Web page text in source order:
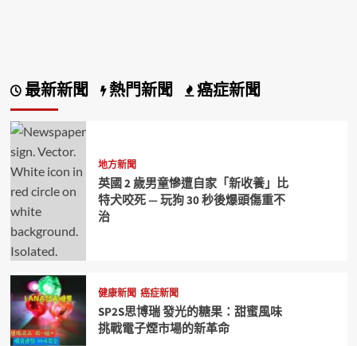
最新新聞 熱門新聞 癌症新聞
地方新聞
英國 2 歲男童慘遭自家「新收養」比
特犬咬死 — 玩狗 30 秒後爆頭傷重不
治
健康新聞 癌症新聞
SP2S思博瑞 發光的糖果：甜蜜風味
挑戰電子煙市場的新革命